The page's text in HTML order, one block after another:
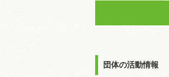
団体の活動情報